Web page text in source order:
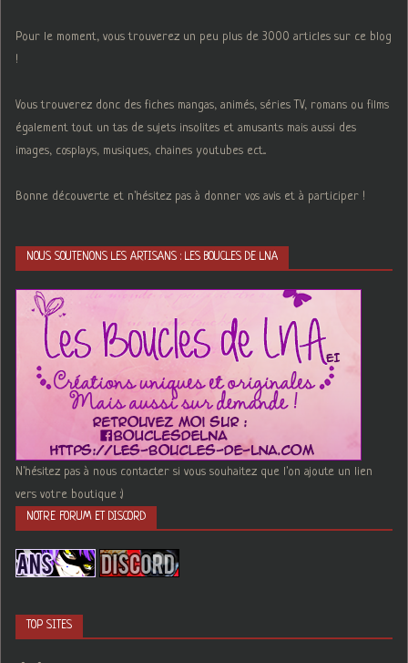
Pour le moment, vous trouverez un peu plus de 3000 articles sur ce blog
!
Vous trouverez donc des fiches mangas, animés, séries TV, romans ou films
également tout un tas de sujets insolites et amusants mais aussi des
images, cosplays, musiques, chaines youtubes ect...
Bonne découverte et n'hésitez pas à donner vos avis et à participer !
NOUS SOUTENONS LES ARTISANS : LES BOUCLES DE LNA
N'hésitez pas à nous contacter si vous souhaitez que l'on ajoute un lien
vers votre boutique :)
NOTRE FORUM ET DISCORD
TOP SITES